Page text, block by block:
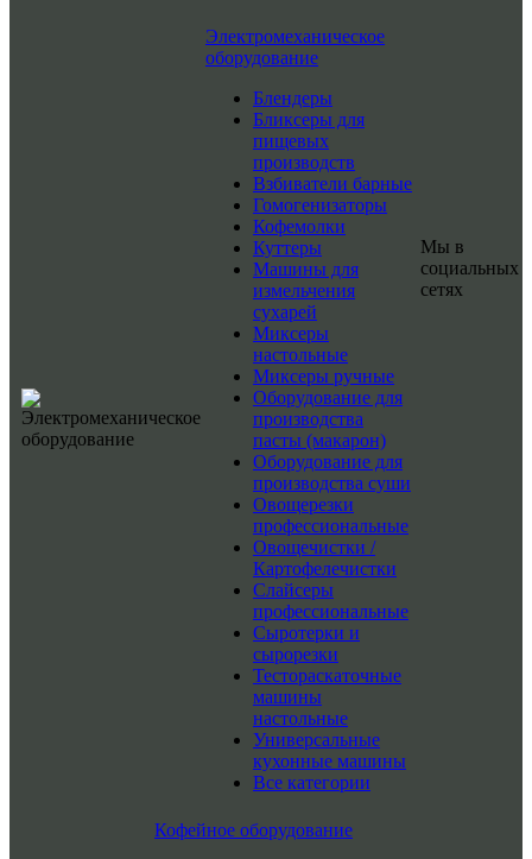
Электромеханическое
оборудование
Блендеры
Бликсеры для
пищевых
производств
Взбиватели барные
Гомогенизаторы
Кофемолки
Куттеры
Машины для
измельчения
сухарей
Миксеры
настольные
Миксеры ручные
Оборудование для
производства
пасты (макарон)
Оборудование для
производства суши
Овощерезки
профессиональные
Овощечистки /
Картофелечистки
Слайсеры
профессиональные
Сыротерки и
сырорезки
Тестораскаточные
машины
настольные
Универсальные
кухонные машины
Все категории
Кофейное оборудование
Мы в
социальных
сетях